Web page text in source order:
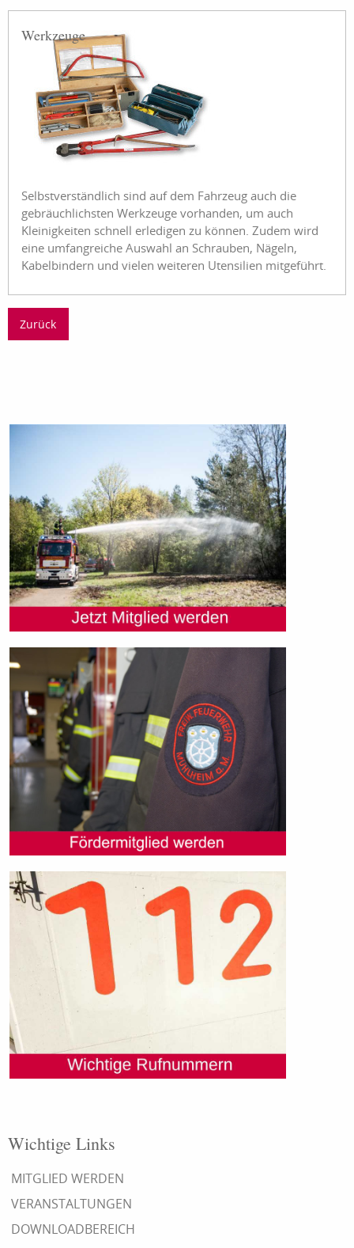
Werkzeuge
Selbstverständlich sind auf dem Fahrzeug auch die
gebräuchlichsten Werkzeuge vorhanden, um auch
Kleinigkeiten schnell erledigen zu können. Zudem wird
eine umfangreiche Auswahl an Schrauben, Nägeln,
Kabelbindern und vielen weiteren Utensilien mitgeführt.
Zurück
Wichtige Links
MITGLIED WERDEN
VERANSTALTUNGEN
DOWNLOADBEREICH